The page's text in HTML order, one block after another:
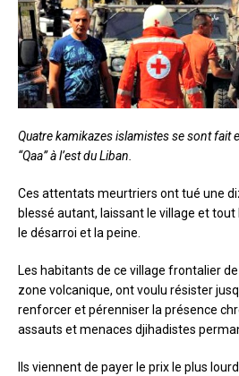
Quatre kamikazes islamistes se sont fait
“Qaa” à l’est du Liban.
Ces attentats meurtriers ont tué une
blessé autant, laissant le village et tout
le désarroi et la peine.
Les habitants de ce village frontalier
zone volcanique, ont voulu résister
renforcer et pérenniser la présence
assauts et menaces djihadistes
Ils viennent de payer le prix le plus